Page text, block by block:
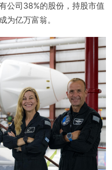
公司38%的股份，持股市值
为亿万富翁。